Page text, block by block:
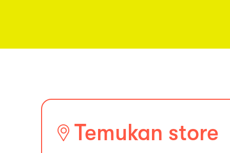
Temukan store